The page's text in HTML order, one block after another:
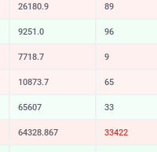
26180.9 89
9251.0 96
7718.7 9
10873.7 65
65607 33
64328.867 33422